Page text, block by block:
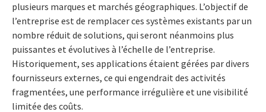
plusieurs marques et marchés géographiques. L’objectif de
l’entreprise est de remplacer ces systèmes existants par un
nombre réduit de solutions, qui seront néanmoins plus
puissantes et évolutives à l’échelle de l’entreprise.
Historiquement, ses applications étaient gérées par divers
fournisseurs externes, ce qui engendrait des activités
fragmentées, une performance irrégulière et une visibilité
limitée des coûts.